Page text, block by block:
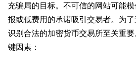
充骗局的目标。不可信的网站可能
报或低费用的承诺吸引交易者。为了
识别合法的加密货币交易所至关重
键因素：